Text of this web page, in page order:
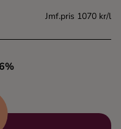
Jmf.pris 1070 kr/l